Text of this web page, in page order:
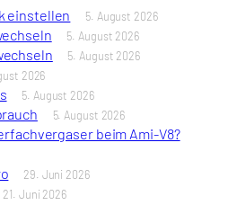
einstellen 5. August 2026
5. August 2026
5. August 2026
2026
5. August 2026
5. August 2026
beim Ami-V8?
29. Juni 2026
21. Juni 2026